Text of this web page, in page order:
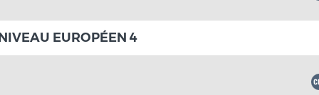
EUROPÉEN 4